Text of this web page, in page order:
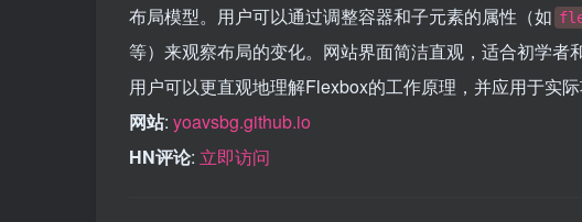
布局模型。用户可以通过调整容器和子元素的属性（如
等）来观察布局的变化。网站界面简洁直观，适合初学者
用户可以更直观地理解Flexbox的工作原理，并应用于实际
网站: yoavsbg.github.io
HN评论: 立即访问